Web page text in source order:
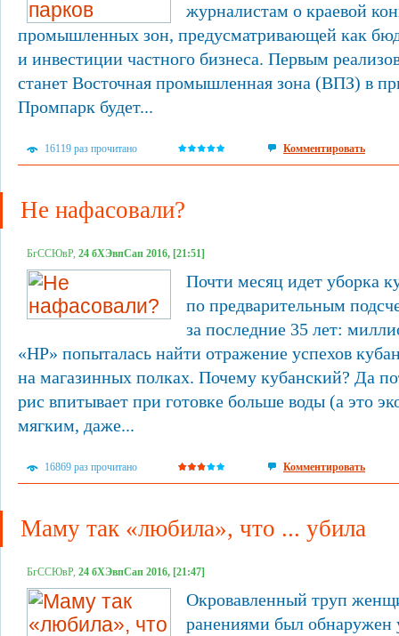
журналистам о краевой
промышленных зон, предусматривающей как
и инвестиции частного бизнеса. Первым
станет Восточная промышленная зона (ВПЗ) в
Промпарк будет...
16119 раз прочитано Комментировать
Не нафасовали?
БгССЮвР, 24 бХЭвпСап 2016, [21:51]
Почти месяц идет уборка
по предварительным
за последние 35 лет:
«НР» попыталась найти отражение успехов
на магазинных полках. Почему кубанский? Да
рис впитывает при готовке больше воды (а это
мягким, даже...
16869 раз прочитано Комментировать
Маму так «любила», что ... убила
БгССЮвР, 24 бХЭвпСап 2016, [21:47]
Окровавленный труп
ранениями был обнаружен